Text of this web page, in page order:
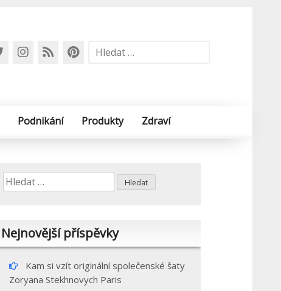
Vyhledávání
Podnikání Produkty Zdraví
Vyhledávání
Nejnovější příspěvky
Kam si vzít originální společenské šaty
Zoryana Stekhnovych Paris